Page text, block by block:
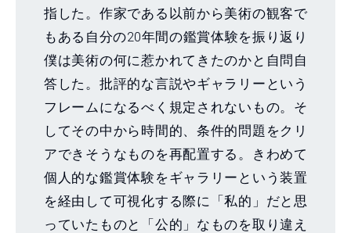
指した。作家である以前から美術の観客で
もある自分の20年間の鑑賞体験を振り返り
僕は美術の何に惹かれてきたのかと自問自
答した。批評的な言説やギャラリーという
フレームになるべく規定されないもの。そ
してその中から時間的、条件的問題をクリ
アできそうなものを再配置する。きわめて
個人的な鑑賞体験をギャラリーという装置
を経由して可視化する際に「私的」だと思
っていたものと「公的」なものを取り違え